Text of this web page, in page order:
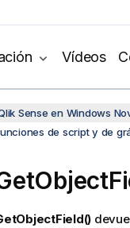
Vídeos
Sense en Windows
de script y de